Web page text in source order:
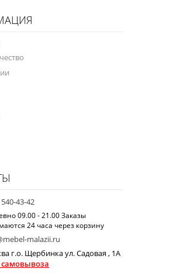
43-42
09.00 - 21.00 Заказы
24 часа через корзину
malazii.ru
г.о. Щербинка ул. Садовая , 1А
самовывоза